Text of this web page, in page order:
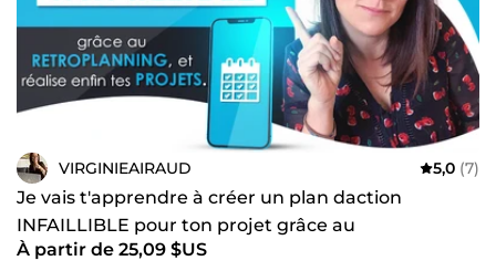
VIRGINIEAIRAUD 5,0 (7)
Je vais t'apprendre à créer un plan daction
INFAILLIBLE pour ton projet grâce au
RÉTROPLANNING
À partir de 25,09 $US